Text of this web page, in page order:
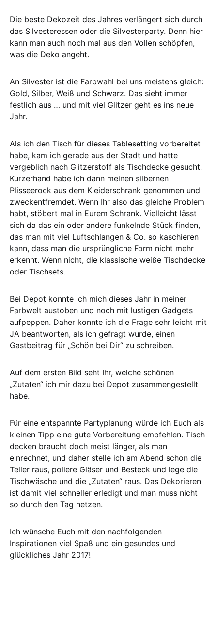
Die beste Dekozeit des Jahres verlängert sich durch
das Silvesteressen oder die Silvesterparty. Denn hier
kann man auch noch mal aus den Vollen schöpfen,
was die Deko angeht.
An Silvester ist die Farbwahl bei uns meistens gleich:
Gold, Silber, Weiß und Schwarz. Das sieht immer
festlich aus … und mit viel Glitzer geht es ins neue
Jahr.
Als ich den Tisch für dieses Tablesetting vorbereitet
habe, kam ich gerade aus der Stadt und hatte
vergeblich nach Glitzerstoff als Tischdecke gesucht.
Kurzerhand habe ich dann meinen silbernen
Plisseerock aus dem Kleiderschrank genommen und
zweckentfremdet. Wenn Ihr also das gleiche Problem
habt, stöbert mal in Eurem Schrank. Vielleicht lässt
sich da das ein oder andere funkelnde Stück finden,
das man mit viel Luftschlangen & Co. so kaschieren
kann, dass man die ursprüngliche Form nicht mehr
erkennt. Wenn nicht, die klassische weiße Tischdecke
oder Tischsets.
Bei Depot konnte ich mich dieses Jahr in meiner
Farbwelt austoben und noch mit lustigen Gadgets
aufpeppen. Daher konnte ich die Frage sehr leicht mit
JA beantworten, als ich gefragt wurde, einen
Gastbeitrag für „Schön bei Dir“ zu schreiben.
Auf dem ersten Bild seht Ihr, welche schönen
„Zutaten“ ich mir dazu bei Depot zusammengestellt
habe.
Für eine entspannte Partyplanung würde ich Euch als
kleinen Tipp eine gute Vorbereitung empfehlen. Tisch
decken braucht doch meist länger, als man
einrechnet, und daher stelle ich am Abend schon die
Teller raus, poliere Gläser und Besteck und lege die
Tischwäsche und die „Zutaten“ raus. Das Dekorieren
ist damit viel schneller erledigt und man muss nicht
so durch den Tag hetzen.
Ich wünsche Euch mit den nachfolgenden
Inspirationen viel Spaß und ein gesundes und
glückliches Jahr 2017!